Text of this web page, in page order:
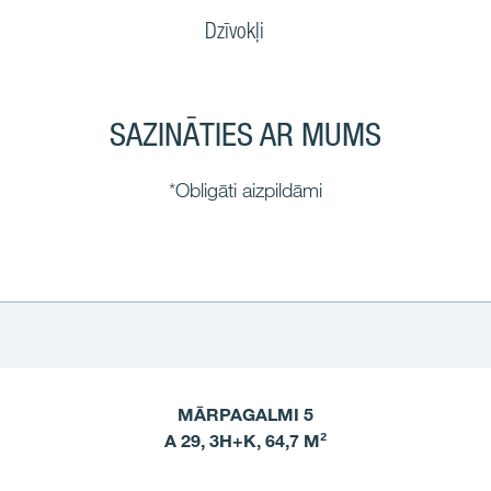
Dzīvokļi
SAZINĀTIES AR MUMS
*Obligāti aizpildāmi
MĀRPAGALMI 5
A 29, 3H+K, 64,7 M²